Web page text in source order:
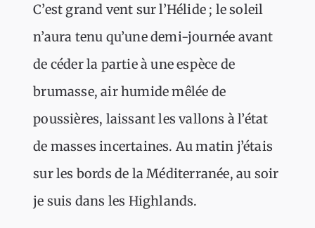
C’est grand vent sur l’Hélide ; le soleil
n’aura tenu qu’une demi-journée avant
de céder la partie à une espèce de
brumasse, air humide mêlée de
poussières, laissant les vallons à l’état
de masses incertaines. Au matin j’étais
sur les bords de la Méditerranée, au soir
je suis dans les Highlands.